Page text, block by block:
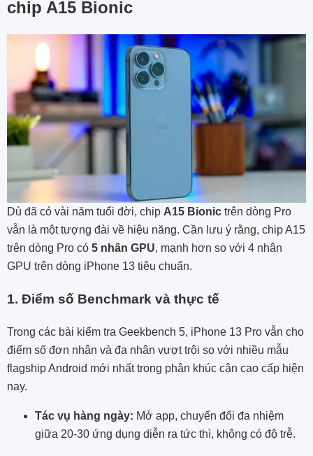
chip A15 Bionic
Dù đã có vài năm tuổi đời, chip A15 Bionic trên dòng Pro
vẫn là một tượng đài về hiệu năng. Cần lưu ý rằng, chip A15
trên dòng Pro có 5 nhân GPU, mạnh hơn so với 4 nhân
GPU trên dòng iPhone 13 tiêu chuẩn.
1. Điểm số Benchmark và thực tế
Trong các bài kiểm tra Geekbench 5, iPhone 13 Pro vẫn cho
điểm số đơn nhân và đa nhân vượt trội so với nhiều mẫu
flagship Android mới nhất trong phân khúc cận cao cấp hiện
nay.
Tác vụ hàng ngày: Mở app, chuyển đổi đa nhiệm
giữa 20-30 ứng dụng diễn ra tức thì, không có độ trễ.